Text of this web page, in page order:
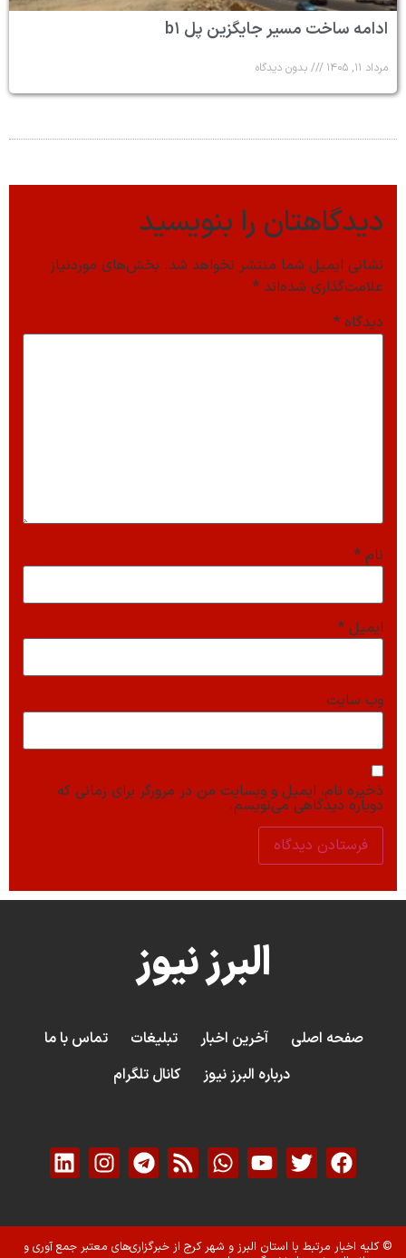
ادامه ساخت مسیر جایگزین پل b۱
مرداد ۱۱, ۱۴۰۵ بدون دیدگاه
دیدگاهتان را بنویسید
نشانی ایمیل شما منتشر نخواهد شد. بخش‌های موردنیاز
علامت‌گذاری شده‌اند *
دیدگاه *
نام *
ایمیل *
وب‌ سایت
ذخیره نام، ایمیل و وبسایت من در مرورگر برای زمانی که
دوباره دیدگاهی می‌نویسم.
البرز نیوز
صفحه اصلی آخرین اخبار تبلیغات
تماس با ما
درباره البرز نیوز
کانال تلگرام
© کلیه اخبار مرتبط با استان البرز و شهر کرج از خبرگزاری‌های معتبر جمع آوری و